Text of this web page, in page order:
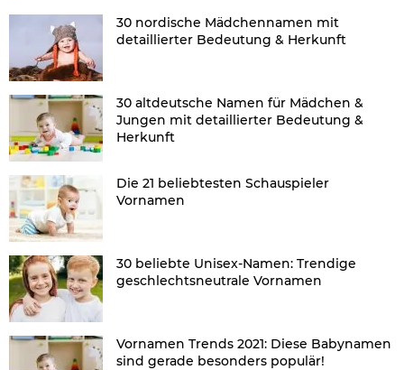
30 nordische Mädchennamen mit
detaillierter Bedeutung & Herkunft
30 altdeutsche Namen für Mädchen &
Jungen mit detaillierter Bedeutung &
Herkunft
Die 21 beliebtesten Schauspieler
Vornamen
30 beliebte Unisex-Namen: Trendige
geschlechtsneutrale Vornamen
Vornamen Trends 2021: Diese Babynamen
sind gerade besonders populär!